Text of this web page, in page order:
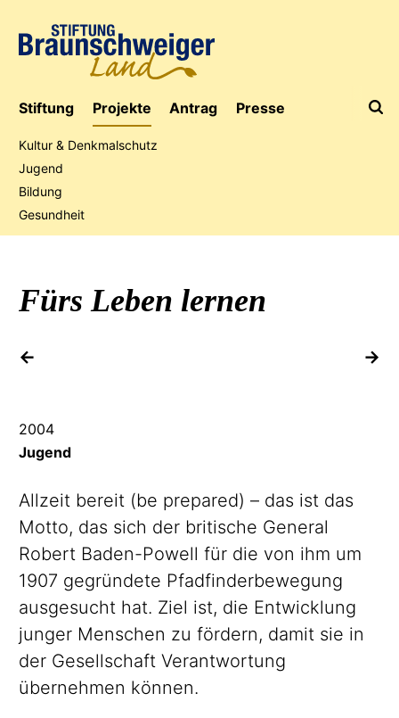
Stiftung
Jubiläumsaktion
Projekte
Kultur & Denkmalschutz
Jugend
Bildung
Gesundheit
Antrag Presse
Fürs Leben lernen
2004
Jugend
Allzeit bereit (be prepared) – das ist das
Motto, das sich der britische General
Robert Baden-Powell für die von ihm um
1907 gegründete Pfadfinderbewegung
ausgesucht hat. Ziel ist, die Entwicklung
junger Menschen zu fördern, damit sie in
der Gesellschaft Verantwortung
übernehmen können.